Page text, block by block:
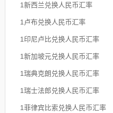
1新西兰兑换人民币汇率
1卢布兑换人民币汇率
1印尼卢比兑换人民币汇率
1新加坡元兑换人民币汇率
1瑞典克朗兑换人民币汇率
1瑞士法郎兑换人民币汇率
1菲律宾比索兑换人民币汇率